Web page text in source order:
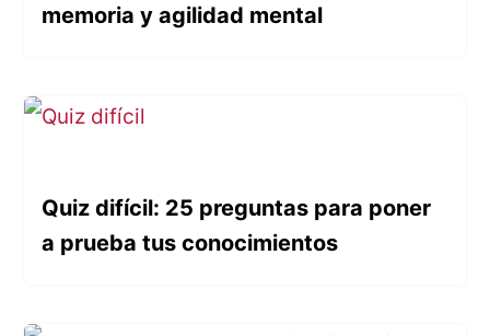
memoria y agilidad mental
Quiz difícil: 25 preguntas para poner
a prueba tus conocimientos